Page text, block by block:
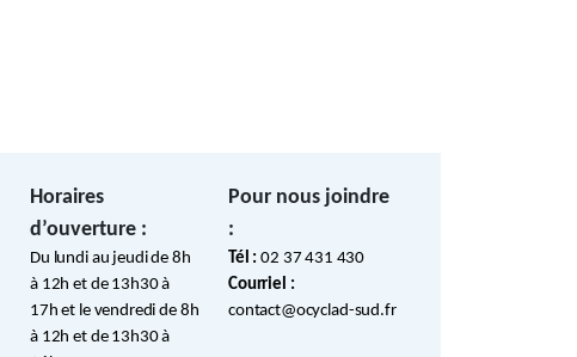
Horaires
d’ouverture :
Du lundi au jeudi de 8h
à 12h et de 13h30 à
17h et le vendredi de 8h
à 12h et de 13h30 à
Pour nous joindre
:
Tél :02 37 431 430
Courriel :
contact@ocyclad-sud.fr